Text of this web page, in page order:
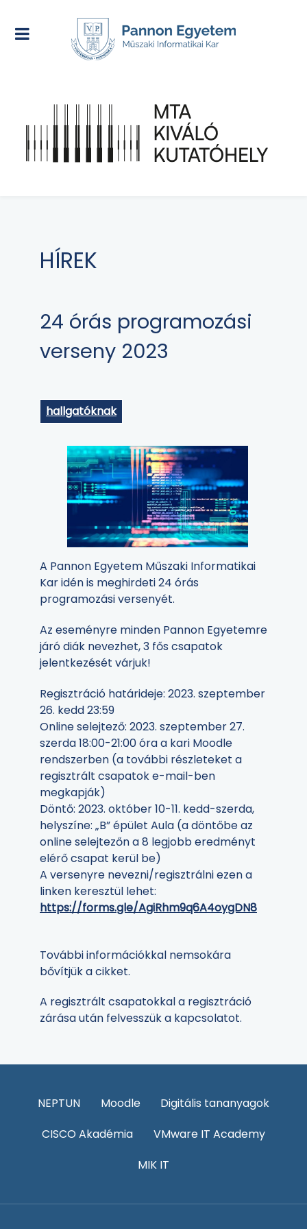
HÍREK
24 órás programozási
verseny 2023
hallgatóknak
A Pannon Egyetem Műszaki Informatikai
Kar idén is meghirdeti 24 órás
programozási versenyét.
Az eseményre minden Pannon Egyetemre
járó diák nevezhet, 3 fős csapatok
jelentkezését várjuk!
Regisztráció határideje: 2023. szeptember
26. kedd 23:59
Online selejtező: 2023. szeptember 27.
szerda 18:00-21:00 óra a kari Moodle
rendszerben (a további részleteket a
regisztrált csapatok e-mail-ben
megkapják)
Döntő: 2023. október 10-11. kedd-szerda,
helyszíne: „B” épület Aula (a döntőbe az
online selejtezőn a 8 legjobb eredményt
elérő csapat kerül be)
A versenyre nevezni/regisztrálni ezen a
linken keresztül lehet:
https://forms.gle/AgiRhm9q6A4oygDN8
További információkkal nemsokára
bővítjük a cikket.
A regisztrált csapatokkal a regisztráció
zárása után felvesszük a kapcsolatot.
NEPTUN Moodle
Digitális tananyagok
CISCO Akadémia
VMware IT Academy
MIK IT